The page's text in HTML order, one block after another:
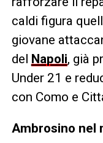
caldi figura
giovane
del Napoli, già
Under 21 e
con Como e
Ambrosino nel